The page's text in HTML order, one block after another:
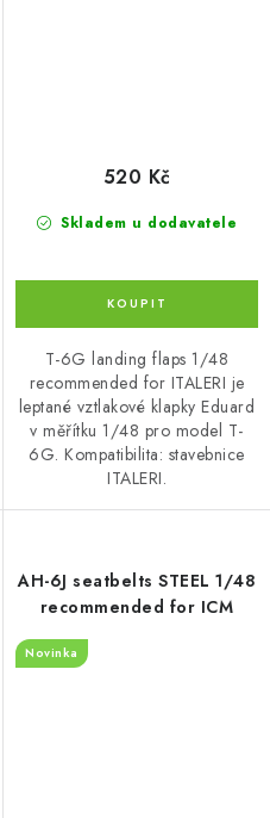
Skladem u dodavatele
520 Kč
T-6G landing flaps 1/48
recommended for ITALERI je
leptané vztlakové klapky Eduard
v měřítku 1/48 pro model T-
6G. Kompatibilita: stavebnice
ITALERI.
AH-6J seatbelts STEEL 1/48
recommended for ICM
Novinka